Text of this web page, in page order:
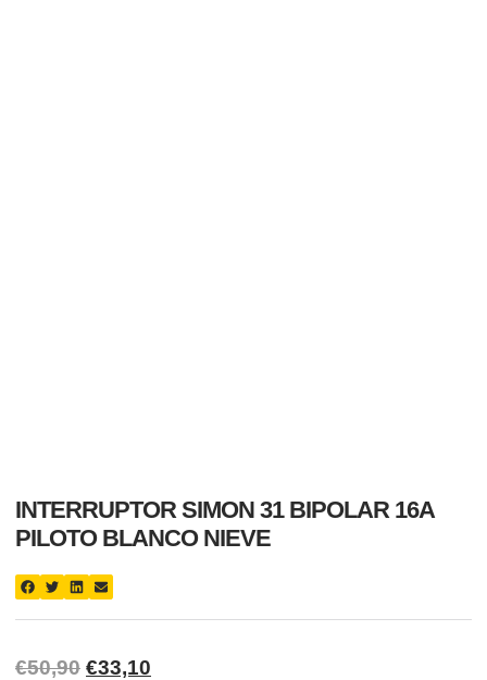
INTERRUPTOR SIMON 31 BIPOLAR 16A
PILOTO BLANCO NIEVE
€50,90 €33,10